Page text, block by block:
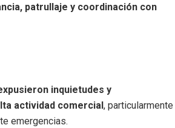
patrullaje y coordinación con
inquietudes y
actividad comercial , particularmente
emergencias.